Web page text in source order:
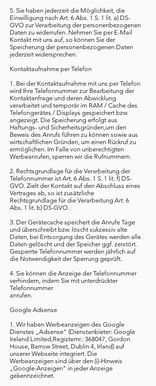
5. Sie haben jederzeit die Möglichkeit, die
Einwilligung nach Art. 6 Abs. 1 S. 1 lit. a) DS-
GVO zur Verarbeitung der personenbezogenen
Daten zu widerrufen. Nehmen Sie per E-Mail
Kontakt mit uns auf, so können Sie der
Speicherung der personenbezogenen Daten
jederzeit widersprechen.
Kontaktaufnahme per Telefon
1. Bei der Kontaktaufnahme mit uns per Telefon
wird Ihre Telefonnummer zur Bearbeitung der
Kontaktanfrage und deren Abwicklung
verarbeitet und temporär im RAM / Cache des
Telefongerätes / Displays gespeichert bzw.
angezeigt. Die Speicherung erfolgt aus
Haftungs- und Sicherheitsgründen,um den
Beweis des Anrufs führen zu können sowie aus
wirtschaftlichen Gründen, um einen Rückruf zu
ermöglichen. Im Falle von unberechtigten
Werbeanrufen, sperren wir die Rufnummern.
2. Rechtsgrundlage für die Verarbeitung der
Telefonnummer ist Art. 6 Abs. 1 S. 1 lit. f) DS-
GVO. Zielt der Kontakt auf den Abschluss eines
Vertrages ab, so ist zusätzliche
Rechtsgrundlage für die Verarbeitung Art. 6
Abs. 1 lit. b) DS-GVO.
3. Der Gerätecache speichert die Anrufe Tage
und überschreibt bzw. löscht sukzessiv alte
Daten, bei Entsorgung des Gerätes werden alle
Daten gelöscht und der Speicher ggf. zerstört.
Gesperrte Telefonnummer werden jährlich auf
die Notwendigkeit der Sperrung geprüft.
4. Sie können die Anzeige der Telefonnummer
verhindern, indem Sie mit unterdrückter
Telefonnummer
anrufen.
Google Adsense
1. Wir haben Werbeanzeigen des Google
Dienstes „Adsense“ (Dienstanbieter: Google
Ireland Limited,Registernr.: 368047, Gordon
House, Barrow Street, Dublin 4, Irland) auf
unserer Webseite integriert. Die
Werbeanzeigen sind über den (i)-Hinweis
„Google-Anzeigen“ in jeder Anzeige
gekennzeichnet.